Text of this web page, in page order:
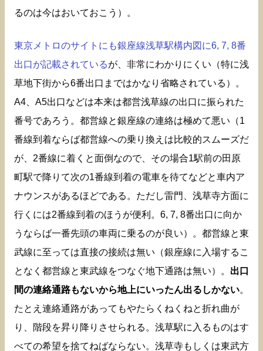
るのは今はおいておこう）。
東京メトロのサイトにも銀座線浅草駅構内図に6, 7, 8番
出口が記載されているが、非常にわかりにくい（特に浅
草地下街から6番出口まではかなり省略されている）。
A4、A5出口などは本来は都営浅草線の出口に振られた
番号であろう。都営線と銀座線の連絡は極めて悪い（1
番線到着ならば都営線への乗り換えは比較的スムーズだ
が、2番線に着くと面倒なので、その場合1駅前の田原
町駅で降りて次の1番線到着の電車を待てなどと車内ア
ナウンスがあるほどである。ただし雷門、浅草寺方面に
行くには2番線到着のほうが便利。6, 7, 8番出口に向か
うならば一番先頭の車両に乗るのが良い）。都営線と東
武線に至っては直接の接続は無い（銀座線に入場するこ
となく都営線と東武線をつなぐ地下通路は無い）。 出口
間の連絡通路もないから地上にいったん出るしかない。
たとえ連絡通路があってもやたらくねくねと折れ曲が
り、階段を昇り降りさせられる。浅草駅に入るものはす
べての希望を捨てねばならない。浅草寺もしくは東武方